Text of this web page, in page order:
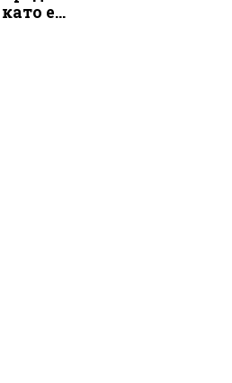
като е...